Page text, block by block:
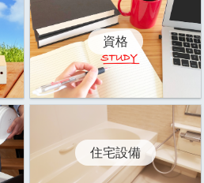
資格
住宅設備